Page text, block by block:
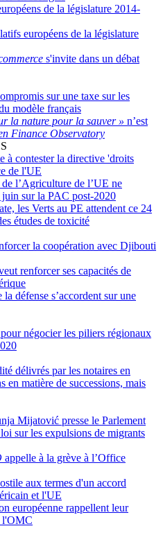
de la législature 2014-
européens de la législature
s'invite dans un débat
sur une taxe sur les
modèle français
la nature pour la sauver » n’est
Finance Observatory
à contester la directive 'droits
de l'UE
l’Agriculture de l’UE ne
juin sur la PAC post-2020
les Verts au PE attendent ce 24
études de toxicité
la coopération avec Djibouti
renforcer ses capacités de
défense s’accordent sur une
négocier les piliers régionaux
délivrés par les notaires en
en matière de successions, mais
Mijatović presse le Parlement
sur les expulsions de migrants
appelle à la grève à l’Office
aux termes d'un accord
et l'UE
européenne rappellent leur
l'OMC